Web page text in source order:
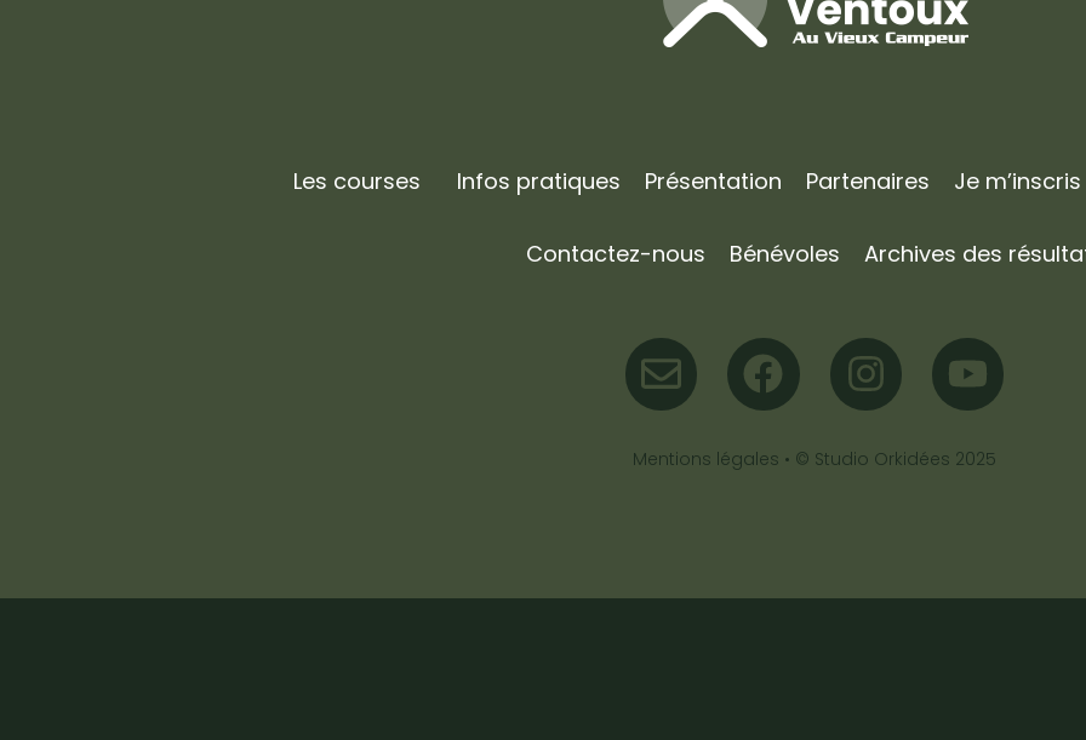
Les courses Infos pratiques Présentation Partenaires Je m’inscris
Contactez-nous Bénévoles Archives des
Mentions légales • © Studio Orkidées 2025